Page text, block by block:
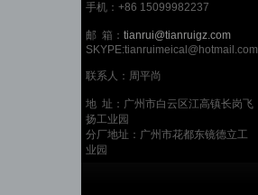
手机：+86 15099982237
邮 箱： tianrui@tianruigz.com
SKYPE:tianruimeical@hotmail.com
联系人：周平尚
地 址：广州市白云区江高镇长岗飞
扬工业园
分厂地址：广州市花都东镜德立工
业园